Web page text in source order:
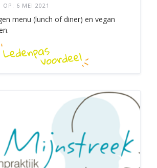
OP: 6 MEI 2021
menu (lunch of diner) en vegan